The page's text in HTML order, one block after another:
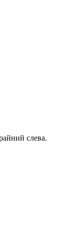
слева.